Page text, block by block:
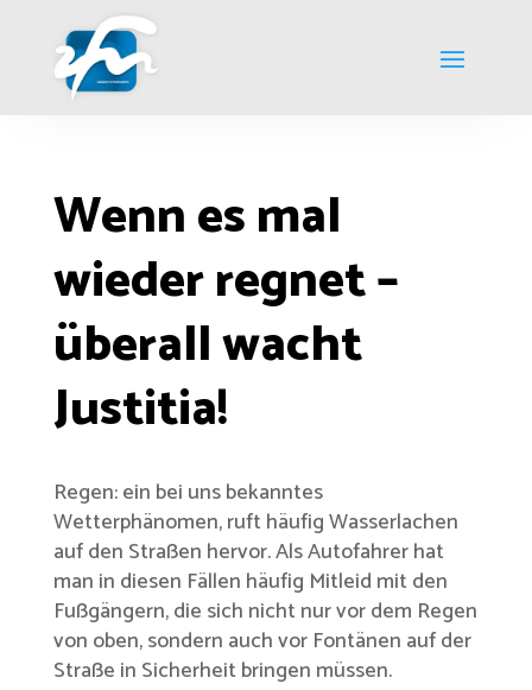
Wenn es mal
wieder regnet –
überall wacht
Justitia!
Regen: ein bei uns bekanntes
Wetterphänomen, ruft häufig Wasserlachen
auf den Straßen hervor. Als Autofahrer hat
man in diesen Fällen häufig Mitleid mit den
Fußgängern, die sich nicht nur vor dem Regen
von oben, sondern auch vor Fontänen auf der
Straße in Sicherheit bringen müssen.